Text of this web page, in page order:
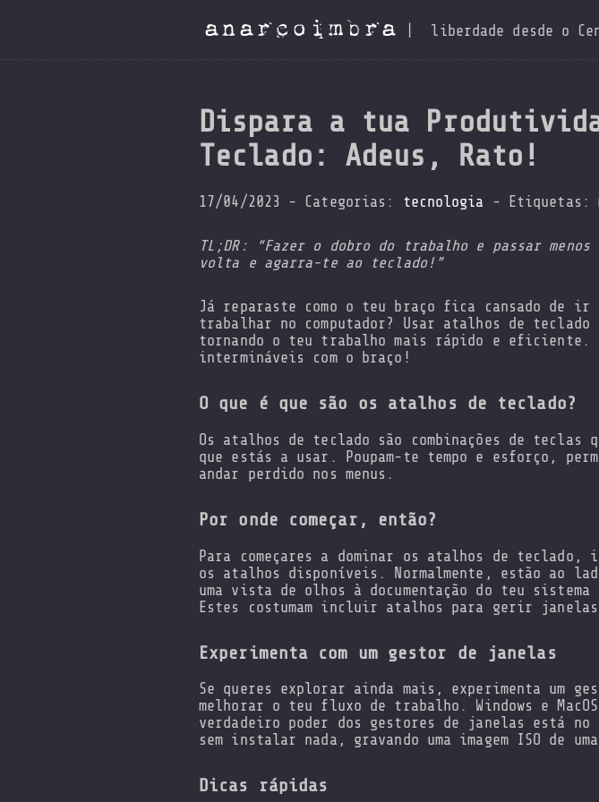
anarcoimbra liberdade desde o
Dispara a tua
Teclado: Adeus, Rato!
17/04/2023 - Categorias: tecnologia - Etiquetas:
TL;DR: “Fazer o dobro do trabalho e passar menos
volta e agarra-te ao teclado!”
Já reparaste como o teu braço fica cansado de
trabalhar no computador? Usar atalhos de
tornando o teu trabalho mais rápido e eficiente.
intermináveis com o braço!
O que é que são os atalhos de teclado?
Os atalhos de teclado são combinações de teclas
que estás a usar. Poupam-te tempo e esforço,
andar perdido nos menus.
Por onde começar, então?
Para começares a dominar os atalhos de
os atalhos disponíveis. Normalmente, estão ao
uma vista de olhos à documentação do teu
Estes costumam incluir atalhos para gerir
Experimenta com um gestor de janelas
Se queres explorar ainda mais, experimenta um
melhorar o teu fluxo de trabalho. Windows e
verdadeiro poder dos gestores de janelas está
sem instalar nada, gravando uma imagem ISO de
Dicas rápidas